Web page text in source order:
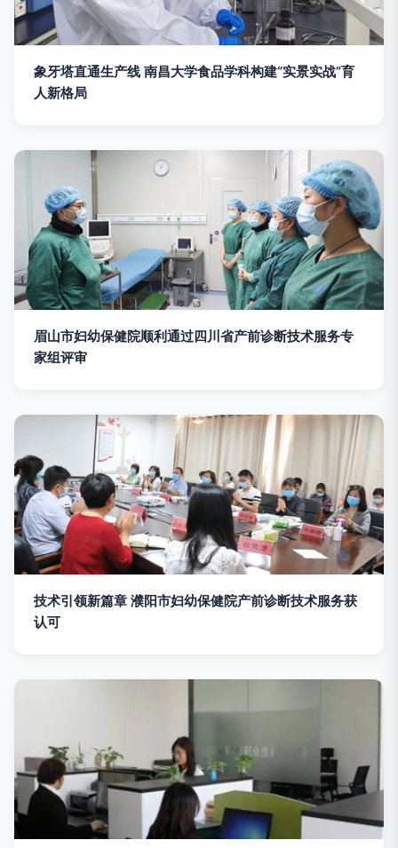
象牙塔直通生产线 南昌大学食品学科构建“实景实战”育
人新格局
眉山市妇幼保健院顺利通过四川省产前诊断技术服务专
家组评审
技术引领新篇章 濮阳市妇幼保健院产前诊断技术服务获
认可